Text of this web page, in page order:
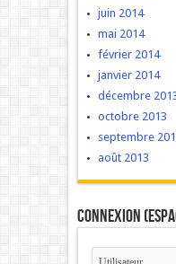
juin 2014
mai 2014
février 2014
janvier 2014
décembre
octobre 2013
septembre
août 2013
Connexion